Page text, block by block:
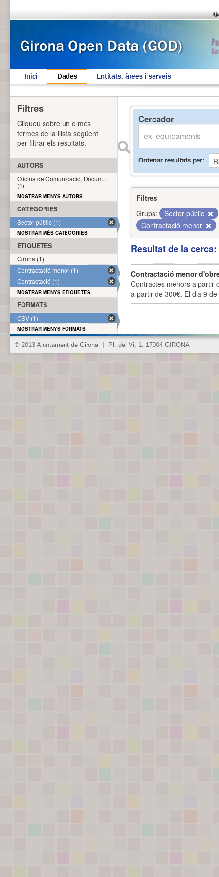
Inici Dades Entitats, àrees i serveis
Cercador
Ordenar resultats per
Filtres
Grups:
Sector públic
Contractació menor
Resultat de la
Contractació menor
Contractes menors a partir
a partir de 300€. El dia 9
Filtres
Cliqueu sobre un o més
termes de la llista següent
per filtrar els resultats.
AUTORS
Oficina de Comunicació, Docum...
(1)
MOSTRAR MENYS AUTORS
CATEGORIES
Sector públic (1)
MOSTRAR MÉS CATEGORIES
ETIQUETES
Girona (1)
Contractació menor (1)
Contractació (1)
MOSTRAR MENYS ETIQUETES
FORMATS
CSV (1)
MOSTRAR MENYS FORMATS
© 2013 Ajuntament de Girona Pl. del Vi, 1. 17004 GIRONA